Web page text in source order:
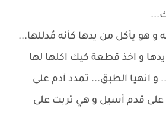
هو يأكل من يدها كأنه مُدللها...
و اخذ قطعة كيك اكلها لها
و انهيا الطبق... تمدد آدم على
قدم أسيل و هي تربت على